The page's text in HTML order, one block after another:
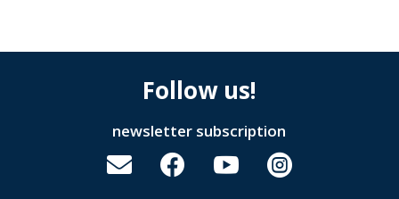
Follow us!
newsletter subscription
   